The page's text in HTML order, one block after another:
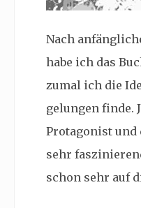
Nach
habe ich das
zumal ich die
gelungen finde.
Protagonist und
sehr
schon sehr auf